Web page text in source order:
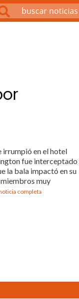
irrumpió en el hotel
fue interceptado
la bala impactó en su
muy
completa